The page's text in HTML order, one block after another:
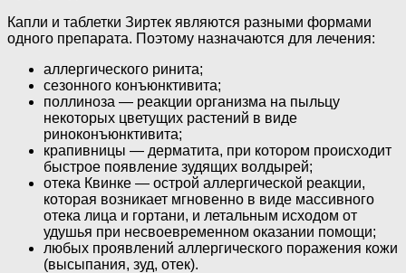
Капли и таблетки Зиртек являются разными формами
одного препарата. Поэтому назначаются для лечения:
аллергического ринита;
сезонного конъюнктивита;
поллиноза — реакции организма на пыльцу
некоторых цветущих растений в виде
риноконъюнктивита;
крапивницы — дерматита, при котором происходит
быстрое появление зудящих волдырей;
отека Квинке — острой аллергической реакции,
которая возникает мгновенно в виде массивного
отека лица и гортани, и летальным исходом от
удушья при несвоевременном оказании помощи;
любых проявлений аллергического поражения кожи
(высыпания, зуд, отек).